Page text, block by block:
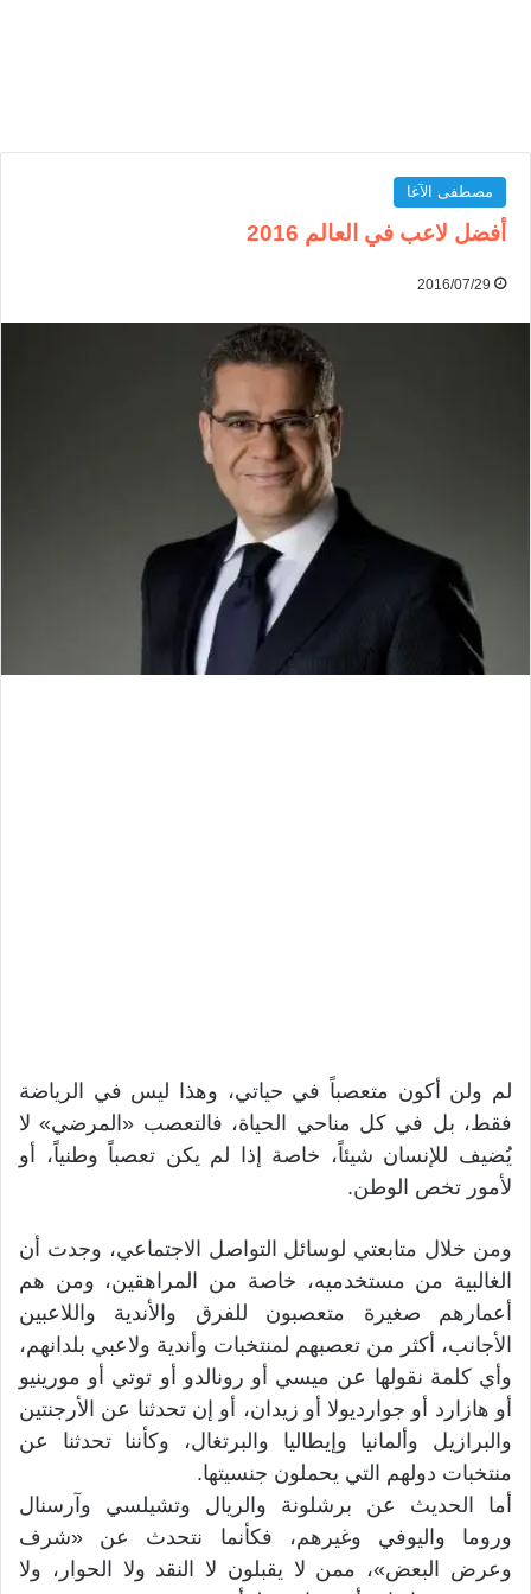
مصطفى الآغا
أفضل لاعب في العالم 2016
2016/07/29
لم ولن أكون متعصباً في حياتي، وهذا ليس في الرياضة
فقط، بل في كل مناحي الحياة، فالتعصب «المرضي» لا
يُضيف للإنسان شيئاً، خاصة إذا لم يكن تعصباً وطنياً، أو
لأمور تخص الوطن.
ومن خلال متابعتي لوسائل التواصل الاجتماعي، وجدت أن
الغالبية من مستخدميه، خاصة من المراهقين، ومن هم
أعمارهم صغيرة متعصبون للفرق والأندية واللاعبين
الأجانب، أكثر من تعصبهم لمنتخبات وأندية ولاعبي بلدانهم،
وأي كلمة نقولها عن ميسي أو رونالدو أو توتي أو مورينيو
أو هازارد أو جوارديولا أو زيدان، أو إن تحدثنا عن الأرجنتين
والبرازيل وألمانيا وإيطاليا والبرتغال، وكأننا تحدثنا عن
منتخبات دولهم التي يحملون جنسيتها.
أما الحديث عن برشلونة والريال وتشيلسي وآرسنال
وروما واليوفي وغيرهم، فكأنما نتحدث عن «شرف
وعرض البعض»، ممن لا يقبلون لا النقد ولا الحوار، ولا